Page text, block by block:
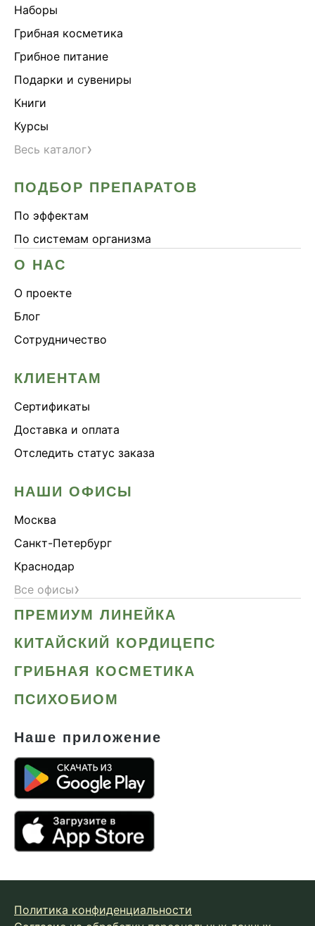
Наборы
Грибная косметика
Грибное питание
Подарки и сувениры
Книги
Курсы
Весь каталог›
ПОДБОР ПРЕПАРАТОВ
По эффектам
По системам организма
О НАС
О проекте
Блог
Сотрудничество
КЛИЕНТАМ
Сертификаты
Доставка и оплата
Отследить статус заказа
НАШИ ОФИСЫ
Москва
Санкт-Петербург
Краснодар
Все офисы›
ПРЕМИУМ ЛИНЕЙКА
КИТАЙСКИЙ КОРДИЦЕПС
ГРИБНАЯ КОСМЕТИКА
ПСИХОБИОМ
Наше приложение
Политика конфиденциальности